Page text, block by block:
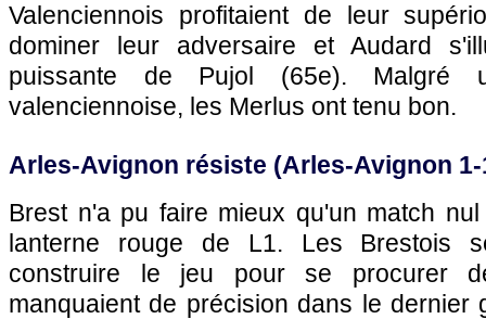
Valenciennois profitaient de leur
dominer leur adversaire et Audard
puissante de Pujol (65e). Malgré
valenciennoise, les Merlus ont tenu bon.
Arles-Avignon résiste (Arles-Avignon
Brest n'a pu faire mieux qu'un match
lanterne rouge de L1. Les Brestois
construire le jeu pour se procurer
manquaient de précision dans le dernier